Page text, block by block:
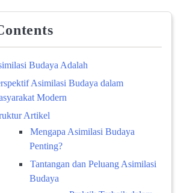
Budaya Adalah
Asimilasi Budaya dalam
Modern
Artikel
Mengapa Asimilasi Budaya
Penting?
Tantangan dan Peluang Asimilasi
Budaya